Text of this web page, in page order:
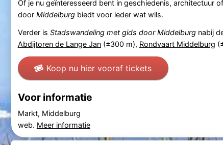
Of je nu geïnteresseerd bent in geschiedenis, architectuur
door Middelburgbiedt voor ieder wat wils.
Verder is Stadswandeling met gids door Middelburgnabij
Abdijtoren de Lange Jan(±300 m), Rondvaart Middelburg
Koop nu hier vooraf tickets
Voor informatie
Markt, Middelburg
web. Meer informatie